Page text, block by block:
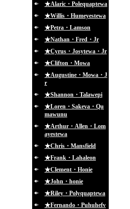
★Alaric・Polequaptewa
★Willis・Humeyestewa
★Petra・Lamson
★Nathan・Fred・Jr
★Cyrus・Josytewa・Jr
★Clifton・Mowa
★Augustine・Mowa・J
r
★Shannon・Talawepi
★Loren・Sakeva・Qu
mawunu
★Arthur・Allen・Lom
ayestewa
★Chris・Mansfield
★Frank・Lahaleon
★Clement・Honie
★John・honie
★Riley・Polyquaptewa
★Fernando・Puhuhefv